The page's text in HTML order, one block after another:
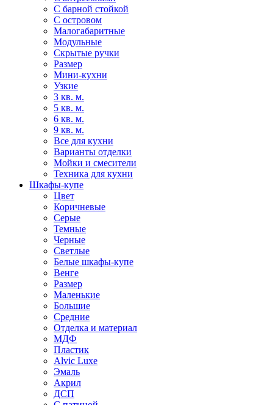
С барной стойкой
С островом
Малогабаритные
Модульные
Скрытые ручки
Размер
Мини-кухни
Узкие
3 кв. м.
5 кв. м.
6 кв. м.
9 кв. м.
Все для кухни
Варианты отделки
Мойки и смесители
Техника для кухни
Шкафы-купе
Цвет
Коричневые
Серые
Темные
Черные
Светлые
Белые шкафы-купе
Венге
Размер
Маленькие
Большие
Средние
Отделка и материал
МДФ
Пластик
Alvic Luxe
Эмаль
Акрил
ДСП